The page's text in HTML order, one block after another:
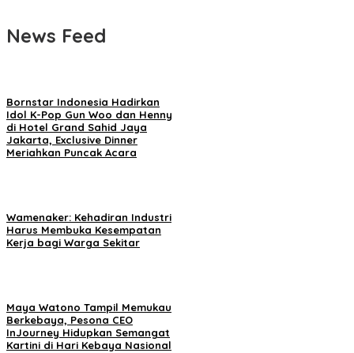
News Feed
Bornstar Indonesia Hadirkan
Idol K-Pop Gun Woo dan Henny
di Hotel Grand Sahid Jaya
Jakarta, Exclusive Dinner
Meriahkan Puncak Acara
Wamenaker: Kehadiran Industri
Harus Membuka Kesempatan
Kerja bagi Warga Sekitar
Maya Watono Tampil Memukau
Berkebaya, Pesona CEO
InJourney Hidupkan Semangat
Kartini di Hari Kebaya Nasional